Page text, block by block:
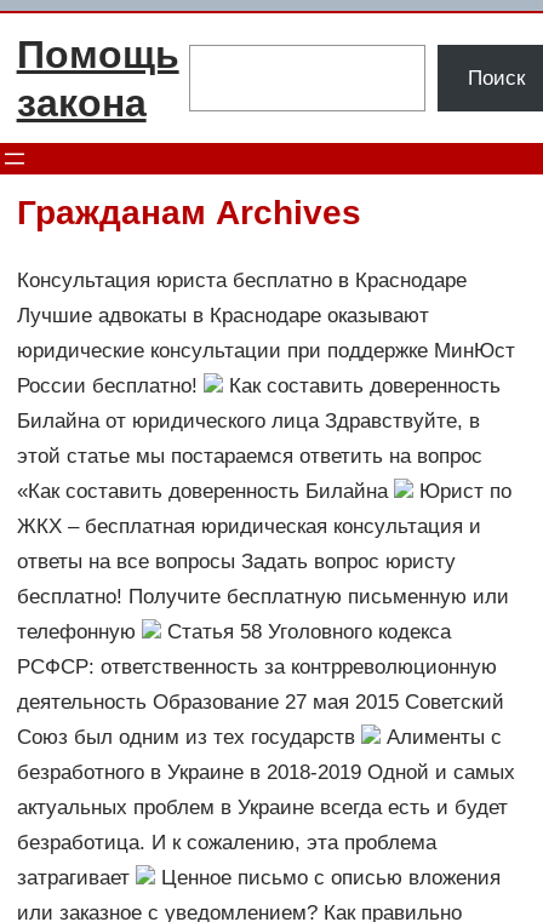
Перейти
Помощь
закона
Поиск
Гражданам Archives
Консультация юриста бесплатно в Краснодаре
Лучшие адвокаты в Краснодаре оказывают
юридические консультации при поддержке МинЮст
России бесплатно!
Как составить доверенность
Билайна от юридического лица Здравствуйте, в
этой статье мы постараемся ответить на вопрос
«Как составить доверенность Билайна
Юрист по
ЖКХ – бесплатная юридическая консультация и
ответы на все вопросы Задать вопрос юристу
бесплатно! Получите бесплатную письменную или
телефонную
Статья 58 Уголовного кодекса
РСФСР: ответственность за контрреволюционную
деятельность Образование 27 мая 2015 Советский
Союз был одним из тех государств
Алименты с
безработного в Украине в 2018-2019 Одной и самых
актуальных проблем в Украине всегда есть и будет
безработица. И к сожалению, эта проблема
затрагивает
Ценное письмо с описью вложения
или заказное с уведомлением? Как правильно